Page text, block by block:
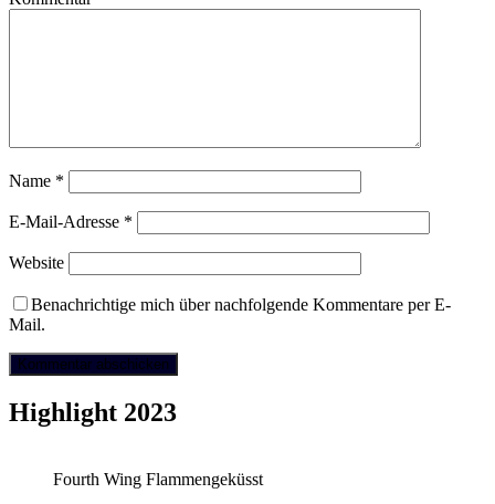
Name *
E-Mail-Adresse *
Website
Benachrichtige mich über nachfolgende Kommentare per E-
Mail.
Highlight 2023
Fourth Wing Flammengeküsst